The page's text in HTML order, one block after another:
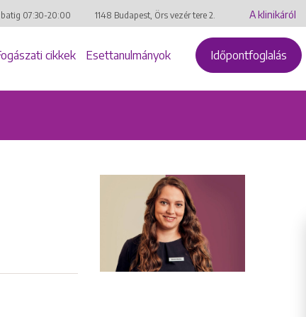
07:30-20:00 1148 Budapest, Örs vezér tere 2. A klinikáról
cikkek Esettanulmányok Időpontfoglalás